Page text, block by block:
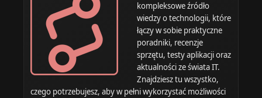
kompleksowe źródło
wiedzy o technologii, które
łączy w sobie praktyczne
poradniki, recenzje
sprzętu, testy aplikacji oraz
aktualności ze świata IT.
Znajdziesz tu wszystko,
czego potrzebujesz, aby w pełni wykorzystać możliwości